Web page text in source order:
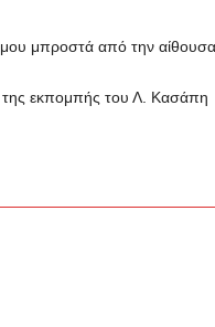
από την αίθουσα
εκπομπής του Λ. Κασάπη